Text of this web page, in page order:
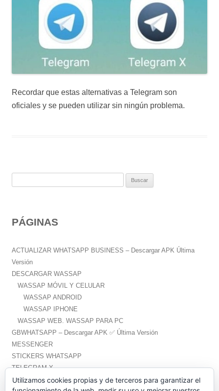
Recordar que estas alternativas a Telegram son
oficiales y se pueden utilizar sin ningún problema.
a
:
PÁGINAS
ACTUALIZAR WHATSAPP BUSINESS – Descargar APK Última
Versión
DESCARGAR WASSAP
WASSAP MÓVIL Y CELULAR
WASSAP ANDROID
WASSAP IPHONE
WASSAP WEB. WASSAP PARA PC
GBWHATSAPP – Descargar APK ✅️ Última Versión
MESSENGER
STICKERS WHATSAPP
TELEGRAM X
WHATSAPP PLUS – Descargar APK ✅️ Última Versión
Utilizamos cookies propias y de terceros para garantizar el